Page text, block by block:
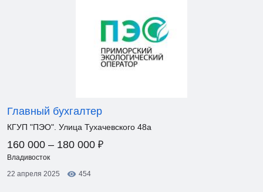
Главный бухгалтер
КГУП "ПЭО". Улица Тухачевского 48а
160 000 – 180 000 ₽
Владивосток
22 апреля 2025
454